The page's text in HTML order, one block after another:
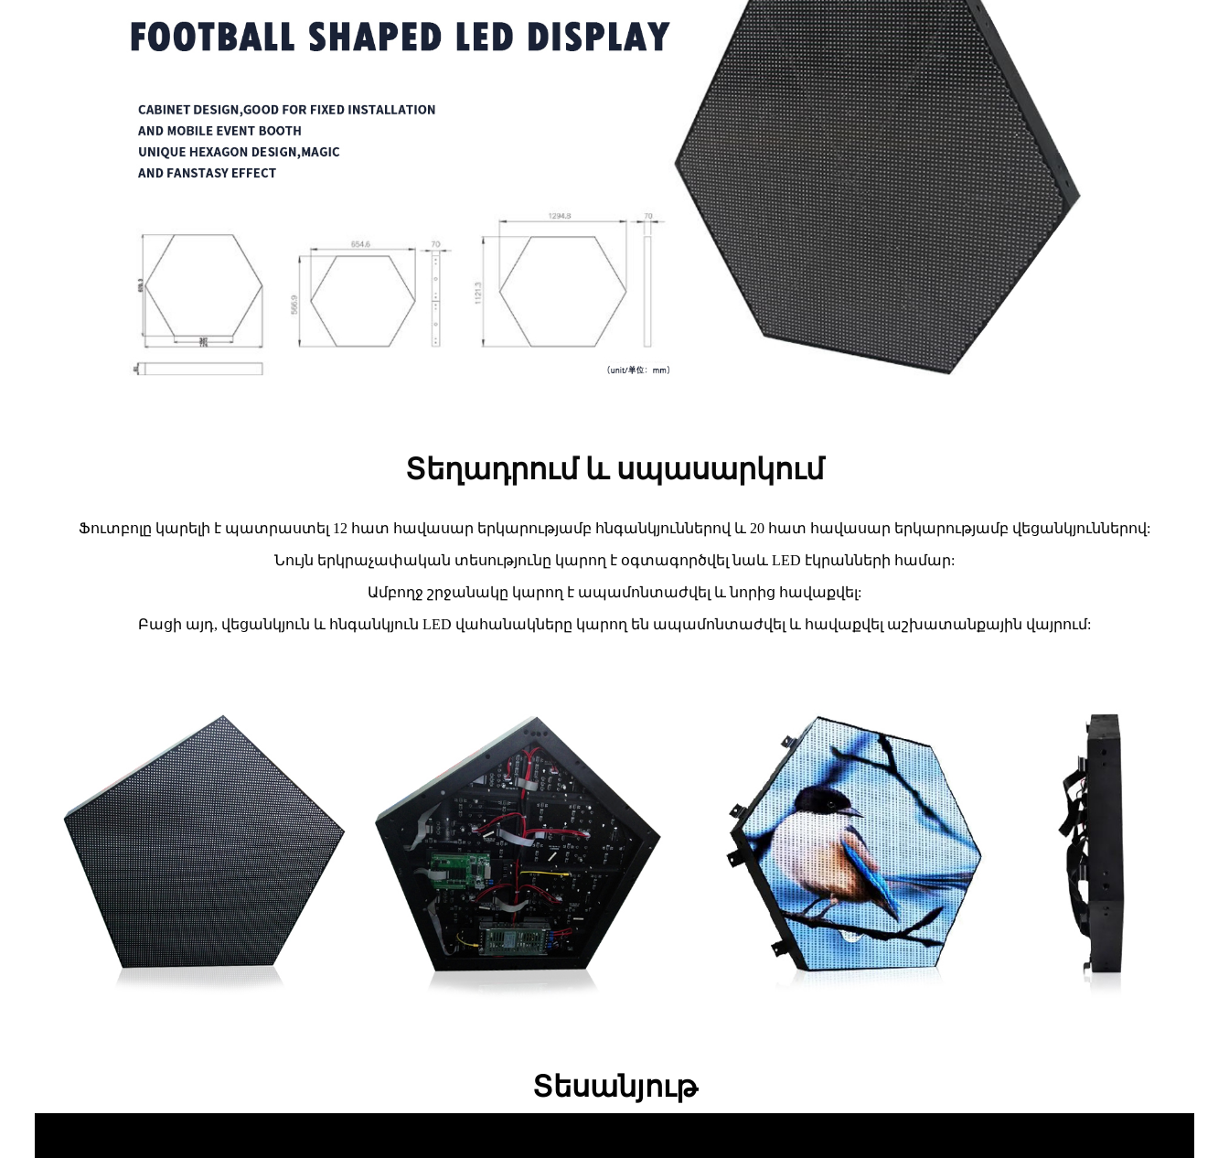
Տեղադրում և սպասարկում
Ֆուտբոլը կարելի է պատրաստել 12 հատ հավասար երկարությամբ հնգանկյուններով և 20 հատ հավասար երկարությամբ վեցանկյուններով:
Նույն երկրաչափական տեսությունը կարող է օգտագործվել նաև LED էկրանների համար:
Ամբողջ շրջանակը կարող է ապամոնտաժվել և նորից հավաքվել:
Բացի այդ, վեցանկյուն և հնգանկյուն LED վահանակները կարող են ապամոնտաժվել և հավաքվել աշխատանքային վայրում:
Տեսանյութ